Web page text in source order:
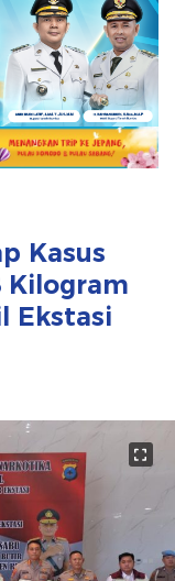
Kasus
Kilogram
Ekstasi